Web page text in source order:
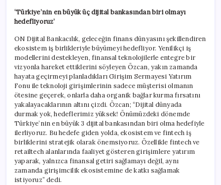
‘Türkiye’nin en büyük üç dijital bankasından biri olmayı
hedefliyoruz’
ON Dijital Bankacılık, geleceğin finans dünyasını şekillendiren
ekosistem iş birlikleriyle büyümeyi hedefliyor. Yenilikçi iş
modellerini destekleyen, finansal teknolojilerle entegre bir
vizyonla hareket ettiklerini söyleyen Özcan, yakın zamanda
hayata geçirmeyi planladıkları Girişim Sermayesi Yatırım
Fonu ile teknoloji girişimlerinin sadece müşterisi olmanın
ötesine geçerek, onlarla daha organik bağlar kurma fırsatını
yakalayacaklarının altını çizdi. Özcan; “Dijital dünyada
durmak yok, hedeflerimiz yüksek! Önümüzdeki dönemde
Türkiye’nin en büyük 3 dijital bankasından biri olma hedefiyle
ilerliyoruz. Bu hedefe giden yolda, ekosistem ve fintech iş
birliklerini stratejik olarak önemsiyoruz. Özellikle fintech ve
retailtech alanlarında faaliyet gösteren girişimlere yatırım
yaparak, yalnızca finansal getiri sağlamayı değil, aynı
zamanda girişimcilik ekosistemine de katkı sağlamak
istiyoruz” dedi.